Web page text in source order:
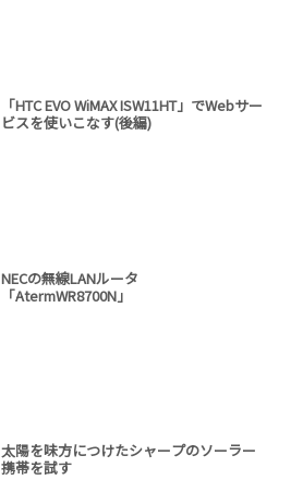
「HTC EVO WiMAX ISW11HT」でWebサー
ビスを使いこなす(後編)
NECの無線LANルータ
「AtermWR8700N」
太陽を味方につけたシャープのソーラー
携帯を試す